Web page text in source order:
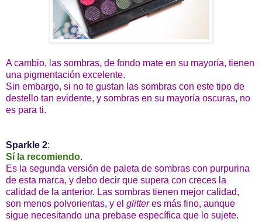
A cambio, las sombras, de fondo mate en su mayoría, tienen
una pigmentación excelente.
Sin embargo, si no te gustan las sombras con este tipo de
destello tan evidente, y sombras en su mayoría oscuras, no
es para ti.
Sparkle 2:
Sí la recomiendo.
Es la segunda versión de paleta de sombras con purpurina
de esta marca, y debo decir que supera con creces la
calidad de la anterior. Las sombras tienen mejor calidad,
son menos polvorientas, y el glitteres más fino, aunque
sigue necesitando una prebase específica que lo sujete.